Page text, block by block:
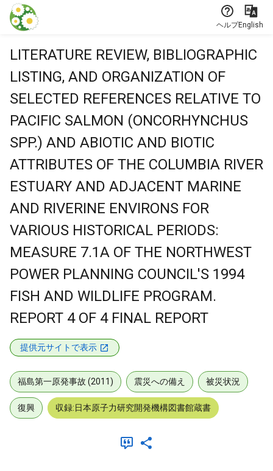
本文に飛ぶ
ヘルプEnglish
LITERATURE REVIEW, BIBLIOGRAPHIC
LISTING, AND ORGANIZATION OF
SELECTED REFERENCES RELATIVE TO
PACIFIC SALMON (ONCORHYNCHUS
SPP.) AND ABIOTIC AND BIOTIC
ATTRIBUTES OF THE COLUMBIA RIVER
ESTUARY AND ADJACENT MARINE
AND RIVERINE ENVIRONS FOR
VARIOUS HISTORICAL PERIODS:
MEASURE 7.1A OF THE NORTHWEST
POWER PLANNING COUNCIL'S 1994
FISH AND WILDLIFE PROGRAM.
REPORT 4 OF 4 FINAL REPORT
提供元サイトで表示
福島第一原発事故 (2011) 震災への備え 被災状況
復興 収録:日本原子力研究開発機構図書館蔵書